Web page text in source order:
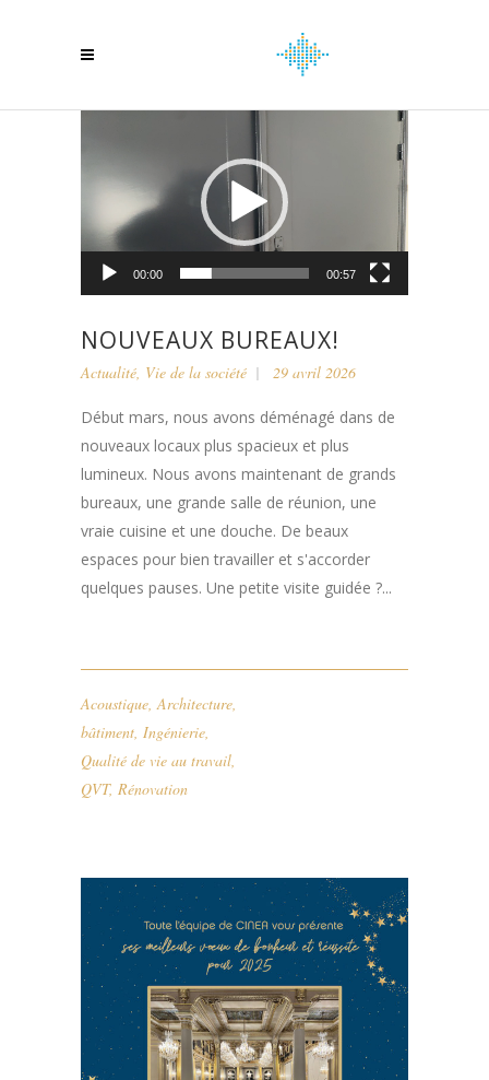
00:00 00:57
NOUVEAUX BUREAUX!
Actualité Vie de la société 29 avril 2026
Début mars, nous avons déménagé dans de
nouveaux locaux plus spacieux et plus
lumineux. Nous avons maintenant de grands
bureaux, une grande salle de réunion, une
vraie cuisine et une douche. De beaux
espaces pour bien travailler et s'accorder
quelques pauses. Une petite visite guidée ?...
Acoustique Architecture
bâtiment Ingénierie
Qualité de vie au travail
QVT, Rénovation